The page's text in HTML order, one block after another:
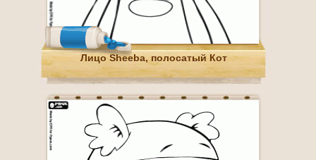
Лицо Sheeba, полосатый Кот